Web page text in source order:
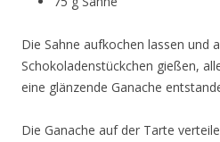
Die Sahne aufkochen lassen und
Schokoladenstückchen gießen,
eine glänzende Ganache
Die Ganache auf der Tarte